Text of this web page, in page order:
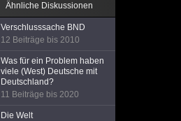
Ähnliche Diskussionen
Verschlusssache BND
12 Beiträge bis 2010
Was für ein Problem haben
viele (West) Deutsche mit
Deutschland?
11 Beiträge bis 2020
Die Welt